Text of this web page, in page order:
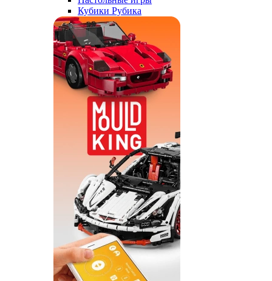
Кубики Рубика